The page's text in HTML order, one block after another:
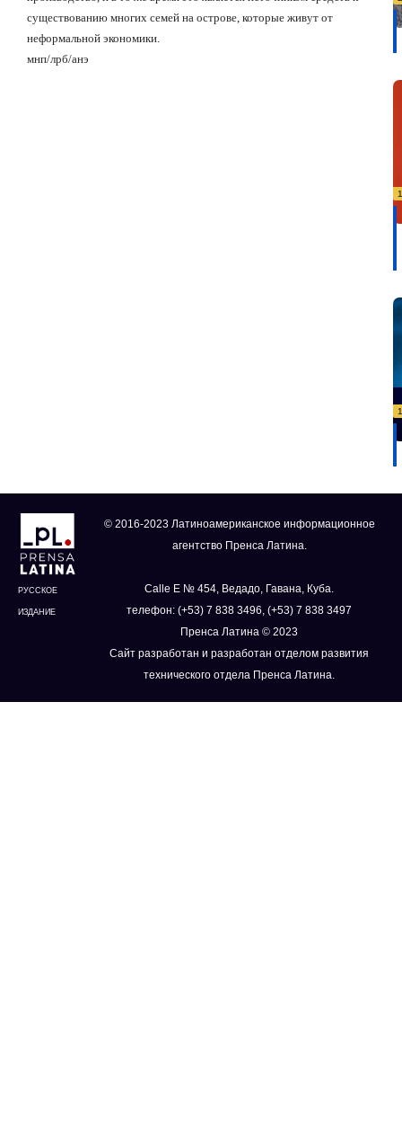
существованию многих семей на острове, которые живут от
неформальной экономики.
мнп/лрб/анэ
РУССКОЕ
ИЗДАНИЕ
© 2016-2023 Латиноамериканское информационное
агентство Пренса Латина.
Calle E № 454, Ведадо, Гавана, Куба.
телефон: (+53) 7 838 3496, (+53) 7 838 3497
Пренса Латина © 2023
Сайт разработан и разработан отделом развития
технического отдела Пренса Латина.